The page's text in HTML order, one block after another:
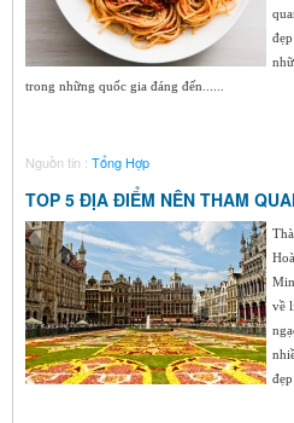
trong những quốc gia đáng đến......
Nguồn tin : Tổng Hợp
TOP 5 ĐỊA ĐIỂM NÊN THAM
về